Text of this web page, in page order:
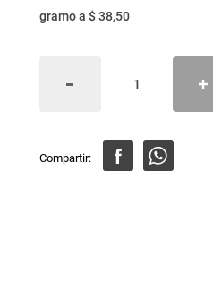
gramoa $ 38,50